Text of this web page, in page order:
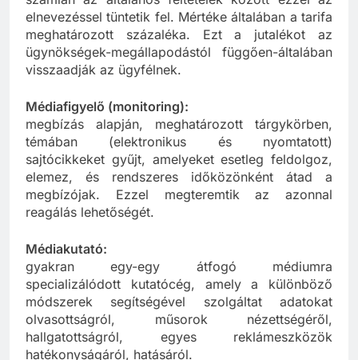
számlán az általános feltételek között ezzel az
elnevezéssel tüntetik fel. Mértéke általában a tarifa
meghatározott százaléka. Ezt a jutalékot az
ügynökségek-megállapodástól függően-általában
Médiafigyelő (monitoring):
megbízás alapján, meghatározott tárgykörben,
témában (elektronikus és nyomtatott)
sajtócikkeket gyűjt, amelyeket esetleg feldolgoz,
elemez, és rendszeres időközönként átad a
megbízójak. Ezzel megteremtik az azonnal
Médiakutató:
gyakran egy-egy átfogó médiumra
specializálódott kutatócég, amely a különböző
módszerek segítségével szolgáltat adatokat
olvasottságról, műsorok nézettségéről,
hallgatottságról, egyes reklámeszközök